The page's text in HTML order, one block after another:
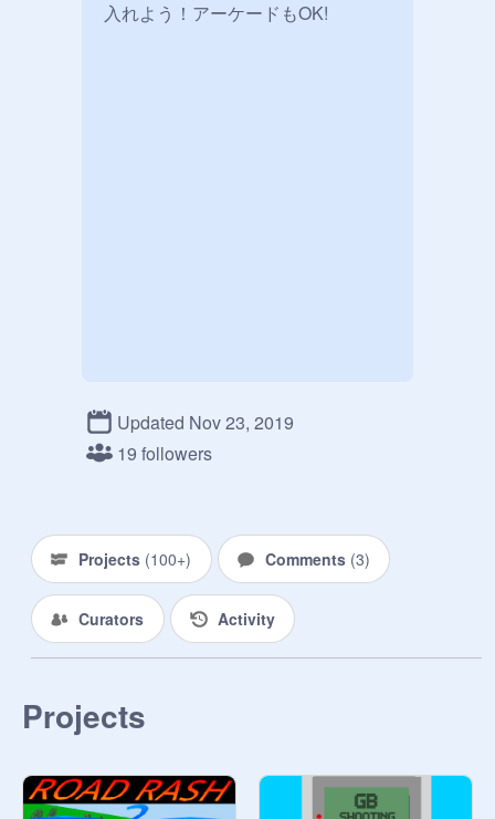
入れよう！アーケードもOK!
Updated Nov 23, 2019
19 followers
Projects (100+) Comments (3)
Curators Activity
Projects